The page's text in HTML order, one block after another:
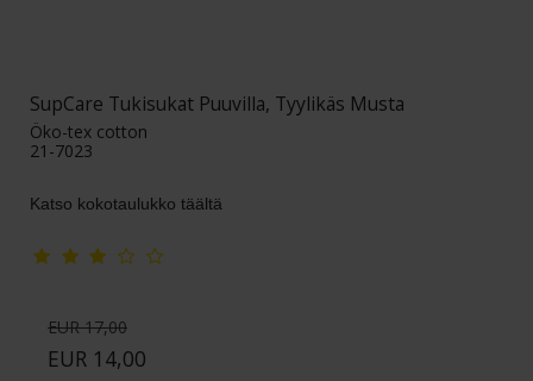
SupCare Tukisukat Puuvilla, Tyylikäs Musta
Öko-tex cotton
21-7023
Katso kokotaulukko täältä
EUR 17,00
EUR 14,00